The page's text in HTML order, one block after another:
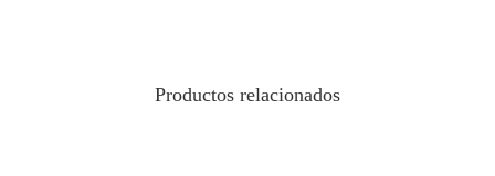
Productos relacionados